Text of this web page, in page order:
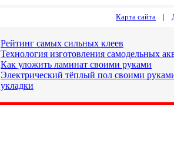
Карта сайта |
Рейтинг самых сильных клеев
Технология изготовления самодельных
Как уложить ламинат своими руками
Электрический тёплый пол своими
укладки